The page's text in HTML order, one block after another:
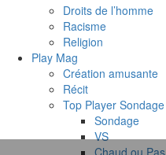
Droits de l’homme
Racisme
Religion
Play Mag
Création amusante
Récit
Top Player Sondage
Sondage
VS
Chaud ou Pas